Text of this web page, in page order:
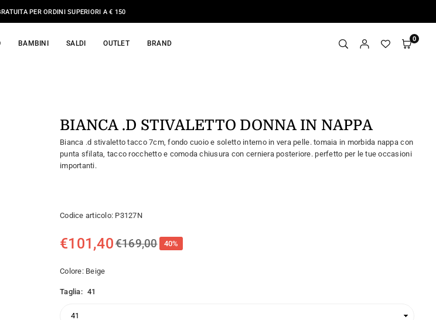
PER ORDINI SUPERIORI A € 150
BAMBINI SALDI OUTLET BRAND 0
BIANCA .D STIVALETTO DONNA IN NAPPA
Bianca .d stivaletto tacco 7cm, fondo cuoio e soletto interno in vera pelle. tomaia in morbida nappa con
punta sfilata, tacco rocchetto e comoda chiusura con cerniera posteriore. perfetto per le tue occasioni
importanti.
Codice articolo: P3127N
Prezzo
€101,40€169,00 40%
Colore: Beige
Taglia: 41